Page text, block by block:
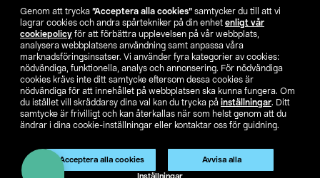
Genom att trycka ”Acceptera alla cookies” samtycker du till att vi
lagrar cookies och andra spårtekniker på din enhet enligt vår
cookiepolicy för att förbättra upplevelsen på vår webbplats,
analysera webbplatsens användning samt anpassa våra
marknadsföringsinsatser. Vi använder fyra kategorier av cookies:
nödvändiga, funktionella, analys och annonsering. För nödvändiga
cookies krävs inte ditt samtycke eftersom dessa cookies är
nödvändiga för att innehållet på webbplatsen ska kunna fungera. Om
du istället vill skräddarsy dina val kan du trycka på inställningar. Ditt
samtycke är frivilligt och kan återkallas när som helst genom att du
ändrar i dina cookie-inställningar eller kontaktar oss för guidning.
Acceptera alla cookies Avvisa alla
Inställningar
Hitta butik
SE NO FI
Ändra till priser exklusive moms